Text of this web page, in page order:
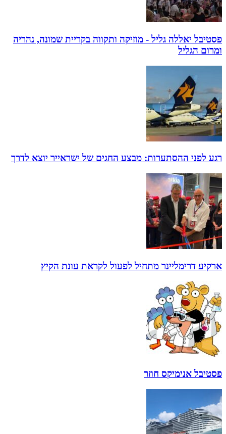
פסטיבל יאללה גליל - מוזיקה ותקווה בקריית שמונה, נהריה
ומרום הגליל
רגע לפני ההסתערות: מבצע החגים של ישראייר יוצא לדרך
ארקיע דרימליינר מתחיל לפעול לקראת עונת הקיץ
פסטיבל אנימיקס חוזר